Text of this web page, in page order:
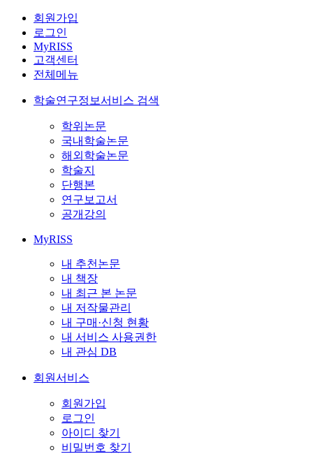
회원가입
로그인
MyRISS
고객센터
전체메뉴
학술연구정보서비스 검색
학위논문
국내학술논문
해외학술논문
학술지
단행본
연구보고서
공개강의
MyRISS
내 추천논문
내 책장
내 최근 본 논문
내 저작물관리
내 구매·신청 현황
내 서비스 사용권한
내 관심 DB
회원서비스
회원가입
로그인
아이디 찾기
비밀번호 찾기